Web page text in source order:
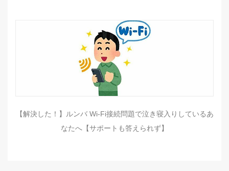
【解決した！】ルンバ Wi-Fi接続問題で泣き寝入りしているあ
なたへ【サポートも答えられず】